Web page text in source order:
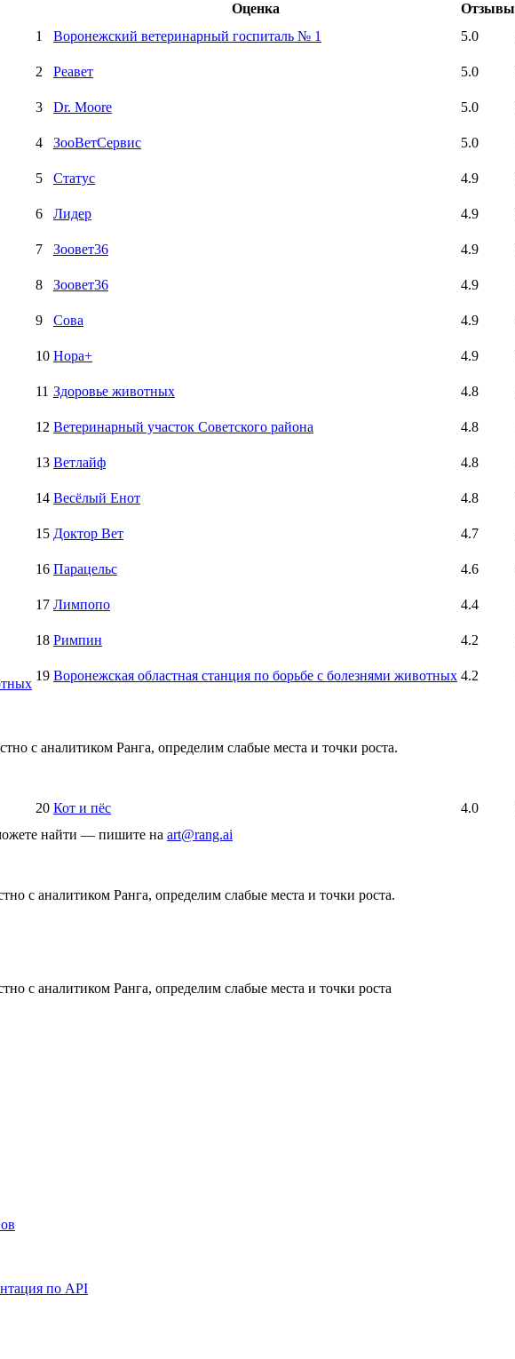
Оценка
Отзывы
1 Воронежский ветеринарный госпиталь № 1 5.0
2 Реавет 5.0
3 Dr. Moore 5.0
4 ЗооВетСервис 5.0
5 Статус 4.9
6 Лидер 4.9
7 Зоовет36 4.9
8 Зоовет36 4.9
9 Сова 4.9
10 Нора+ 4.9
11 Здоровье животных 4.8
12 Ветеринарный участок Советского района 4.8
13 Ветлайф 4.8
14 Весёлый Енот 4.8
15 Доктор Вет 4.7
16 Парацельс 4.6
17 Лимпопо 4.4
18 Римпин 4.2
19 Воронежская областная станция по борьбе с болезнями животных 4.2
с аналитиком Ранга, определим слабые места и точки роста.
20 Кот и пёс 4.0
найти — пишите на art@rang.ai
с аналитиком Ранга, определим слабые места и точки роста.
с аналитиком Ранга, определим слабые места и точки роста
по API